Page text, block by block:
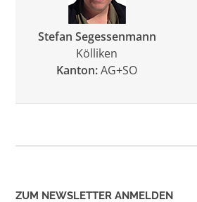
Stefan Segessenmann
Kölliken
Kanton:AG+SO
ZUM NEWSLETTER ANMELDEN